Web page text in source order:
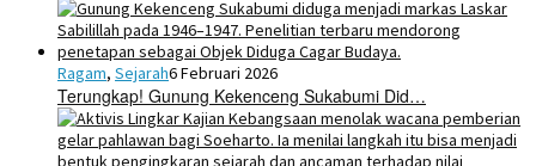
Ragam, Sejarah6 Februari 2026
Terungkap! Gunung Kekenceng Sukabumi Did…